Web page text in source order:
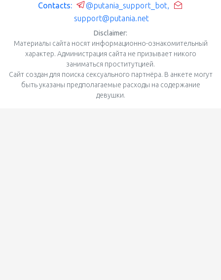
Contacts:
@putania_support_bot,
support@putania.net
Disclaimer:
Материалы сайта носят информационно-ознакомительный
характер. Администрация сайта не призывает никого
заниматься проститутцией.
Сайт создан для поиска сексуального партнёра. В анкете могут
быть указаны предполагаемые расходы на содержание
девушки.